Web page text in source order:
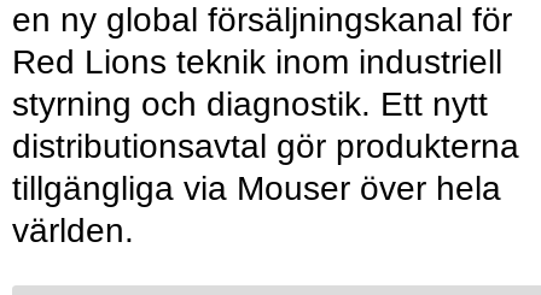
en ny global försäljningskanal för
Red Lions teknik inom industriell
styrning och diagnostik. Ett nytt
distributionsavtal gör produkterna
tillgängliga via Mouser över hela
världen.